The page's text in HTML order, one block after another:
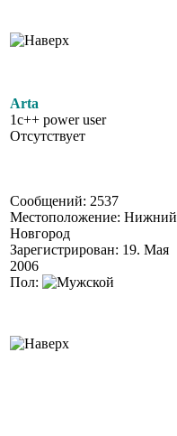
Arta
1c++ power user
Отсутствует
Сообщений: 2537
Местоположение: Нижний
Новгород
Зарегистрирован: 19. Мая
2006
Пол: